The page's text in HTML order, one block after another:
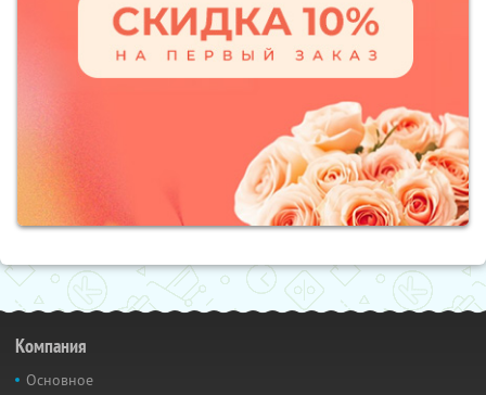
Компания
Основное